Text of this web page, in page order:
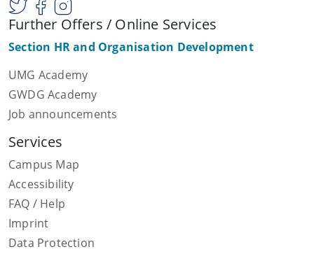
Further Offers / Online Services
Section HR and Organisation Development
UMG Academy
GWDG Academy
Job announcements
Services
Campus Map
Accessibility
FAQ / Help
Imprint
Data Protection